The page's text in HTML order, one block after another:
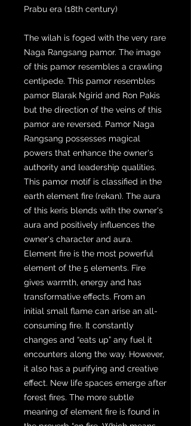
Prabu era (18th century)
The wilah is foged with the very rare
Naga Rangsang pamor. The image
of this pamor resembles a crawling
centipede. This pamor resembles
pamor Blarak Ngirid and Ron Pakis
but the direction of the veins of this
pamor are reversed. Pamor Naga
Rangsang possesses magical
powers that enhance the owner's
authority and leadership qualities.
This pamor motif is classified in the
earth element fire (rekan). The aura
of this keris blends with the owner's
aura and positively influences the
owner's character and aura.
Element fire is the most powerful
element of the 5 elements. Fire
gives warmth, energy and has
transformative effects. From an
initial small flame can arise an all-
consuming fire. It constantly
changes and “eats up” any fuel it
encounters along the way. However,
it also has a purifying and creative
effect. New life spaces emerge after
forest fires. The more subtle
meaning of element fire is found in